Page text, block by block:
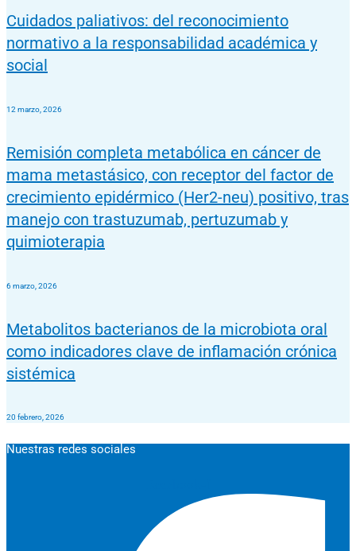
Cuidados paliativos: del reconocimiento
normativo a la responsabilidad académica y
social​
12 marzo, 2026
Remisión completa metabólica en cáncer de
mama metastásico, con receptor del factor de
crecimiento epidérmico (Her2-neu) positivo, tras
manejo con trastuzumab, pertuzumab y
quimioterapia
6 marzo, 2026
Metabolitos bacterianos de la microbiota oral
como indicadores clave de inflamación crónica
sistémica
20 febrero, 2026
Nuestras redes sociales